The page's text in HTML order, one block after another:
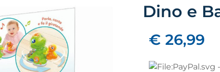
Dino e
€ 26,99